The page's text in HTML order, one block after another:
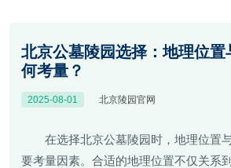
北京公墓陵园选择：地理位置
何考量？
2025-08-01 北京陵园官网
在选择北京公墓陵园时，地理位置
要考量因素。合适的地理位置不仅关系